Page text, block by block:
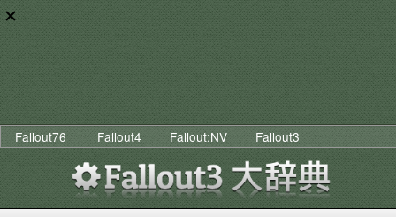
Fallout76 Fallout4 Fallout:NV Fallout3